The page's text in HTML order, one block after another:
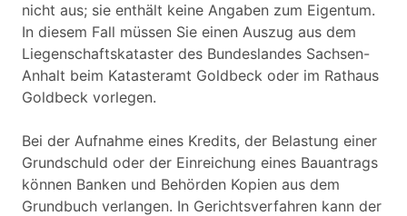
nicht aus; sie enthält keine Angaben zum Eigentum.
In diesem Fall müssen Sie einen Auszug aus dem
Liegenschaftskataster des Bundeslandes Sachsen-
Anhalt beim Katasteramt Goldbeck oder im Rathaus
Goldbeck vorlegen.
Bei der Aufnahme eines Kredits, der Belastung einer
Grundschuld oder der Einreichung eines Bauantrags
können Banken und Behörden Kopien aus dem
Grundbuch verlangen. In Gerichtsverfahren kann der